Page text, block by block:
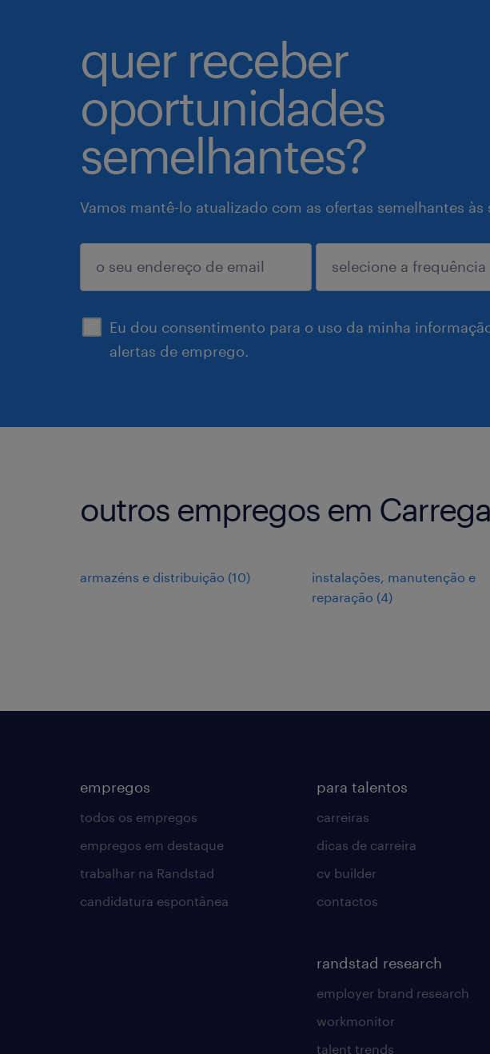
quer receber
oportunidades
semelhantes?
Vamos mantê-lo atualizado com as ofertas semelhantes às
Eu dou consentimento para o uso da minha
alertas de emprego.
enviar
outros empregos em
armazéns e distribuição (10)
instalações, manutenção e
reparação (4)
empregos
todos os empregos
empregos em destaque
trabalhar na Randstad
candidatura espontânea
para talentos
carreiras
dicas de carreira
cv builder
contactos
randstad research
employer brand research
workmonitor
talent trends